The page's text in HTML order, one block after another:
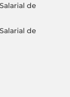
de
de